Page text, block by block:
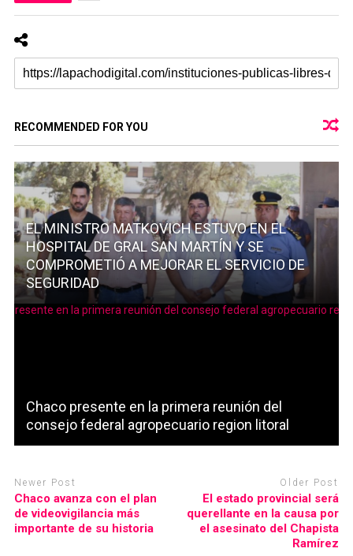
RECOMMENDED FOR YOU
EL MINISTRO MATKOVICH ESTUVO EN EL
HOSPITAL DE GRAL SAN MARTÍN Y SE
COMPROMETIÓ A MEJORAR EL SERVICIO DE
SEGURIDAD
Chaco presente en la primera reunión del
consejo federal agropecuario region litoral
Newer Post
Chaco avanza con el plan
de videovigilancia más
importante de su historia
Older Post
El estado provincial será
querellante en la causa por
el asesinato del Chapista
Ramírez